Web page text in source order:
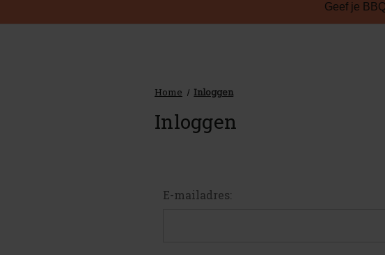
Geef je
Home Inloggen
Inloggen
E-mailadres: